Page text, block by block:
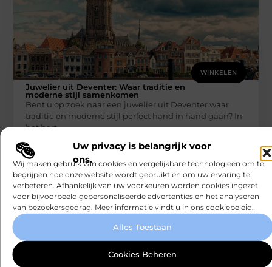
Uw privacy is belangrijk voor
ons.
Wij maken gebruik van cookies en vergelijkbare technologieën om te
begrijpen hoe onze website wordt gebruikt en om uw ervaring te
verbeteren. Afhankelijk van uw voorkeuren worden cookies ingezet
voor bijvoorbeeld gepersonaliseerde advertenties en het analyseren
van bezoekersgedrag. Meer informatie vindt u in ons cookiebeleid.
Alles Toestaan
Cookies Beheren
WINKELEN
Juwelier uit Deventer: Waar traditie en
moderne stijl samenkomen
Bent u op zoek naar een juwelier uit Deventer waar
traditie en moderne stijl perfect hand in hand gaan? In
het hart